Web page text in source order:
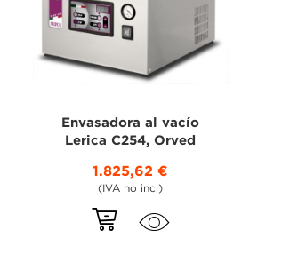
Envasadora al vacío
Lerica C254, Orved
1.825,62 €
(IVA no incl)